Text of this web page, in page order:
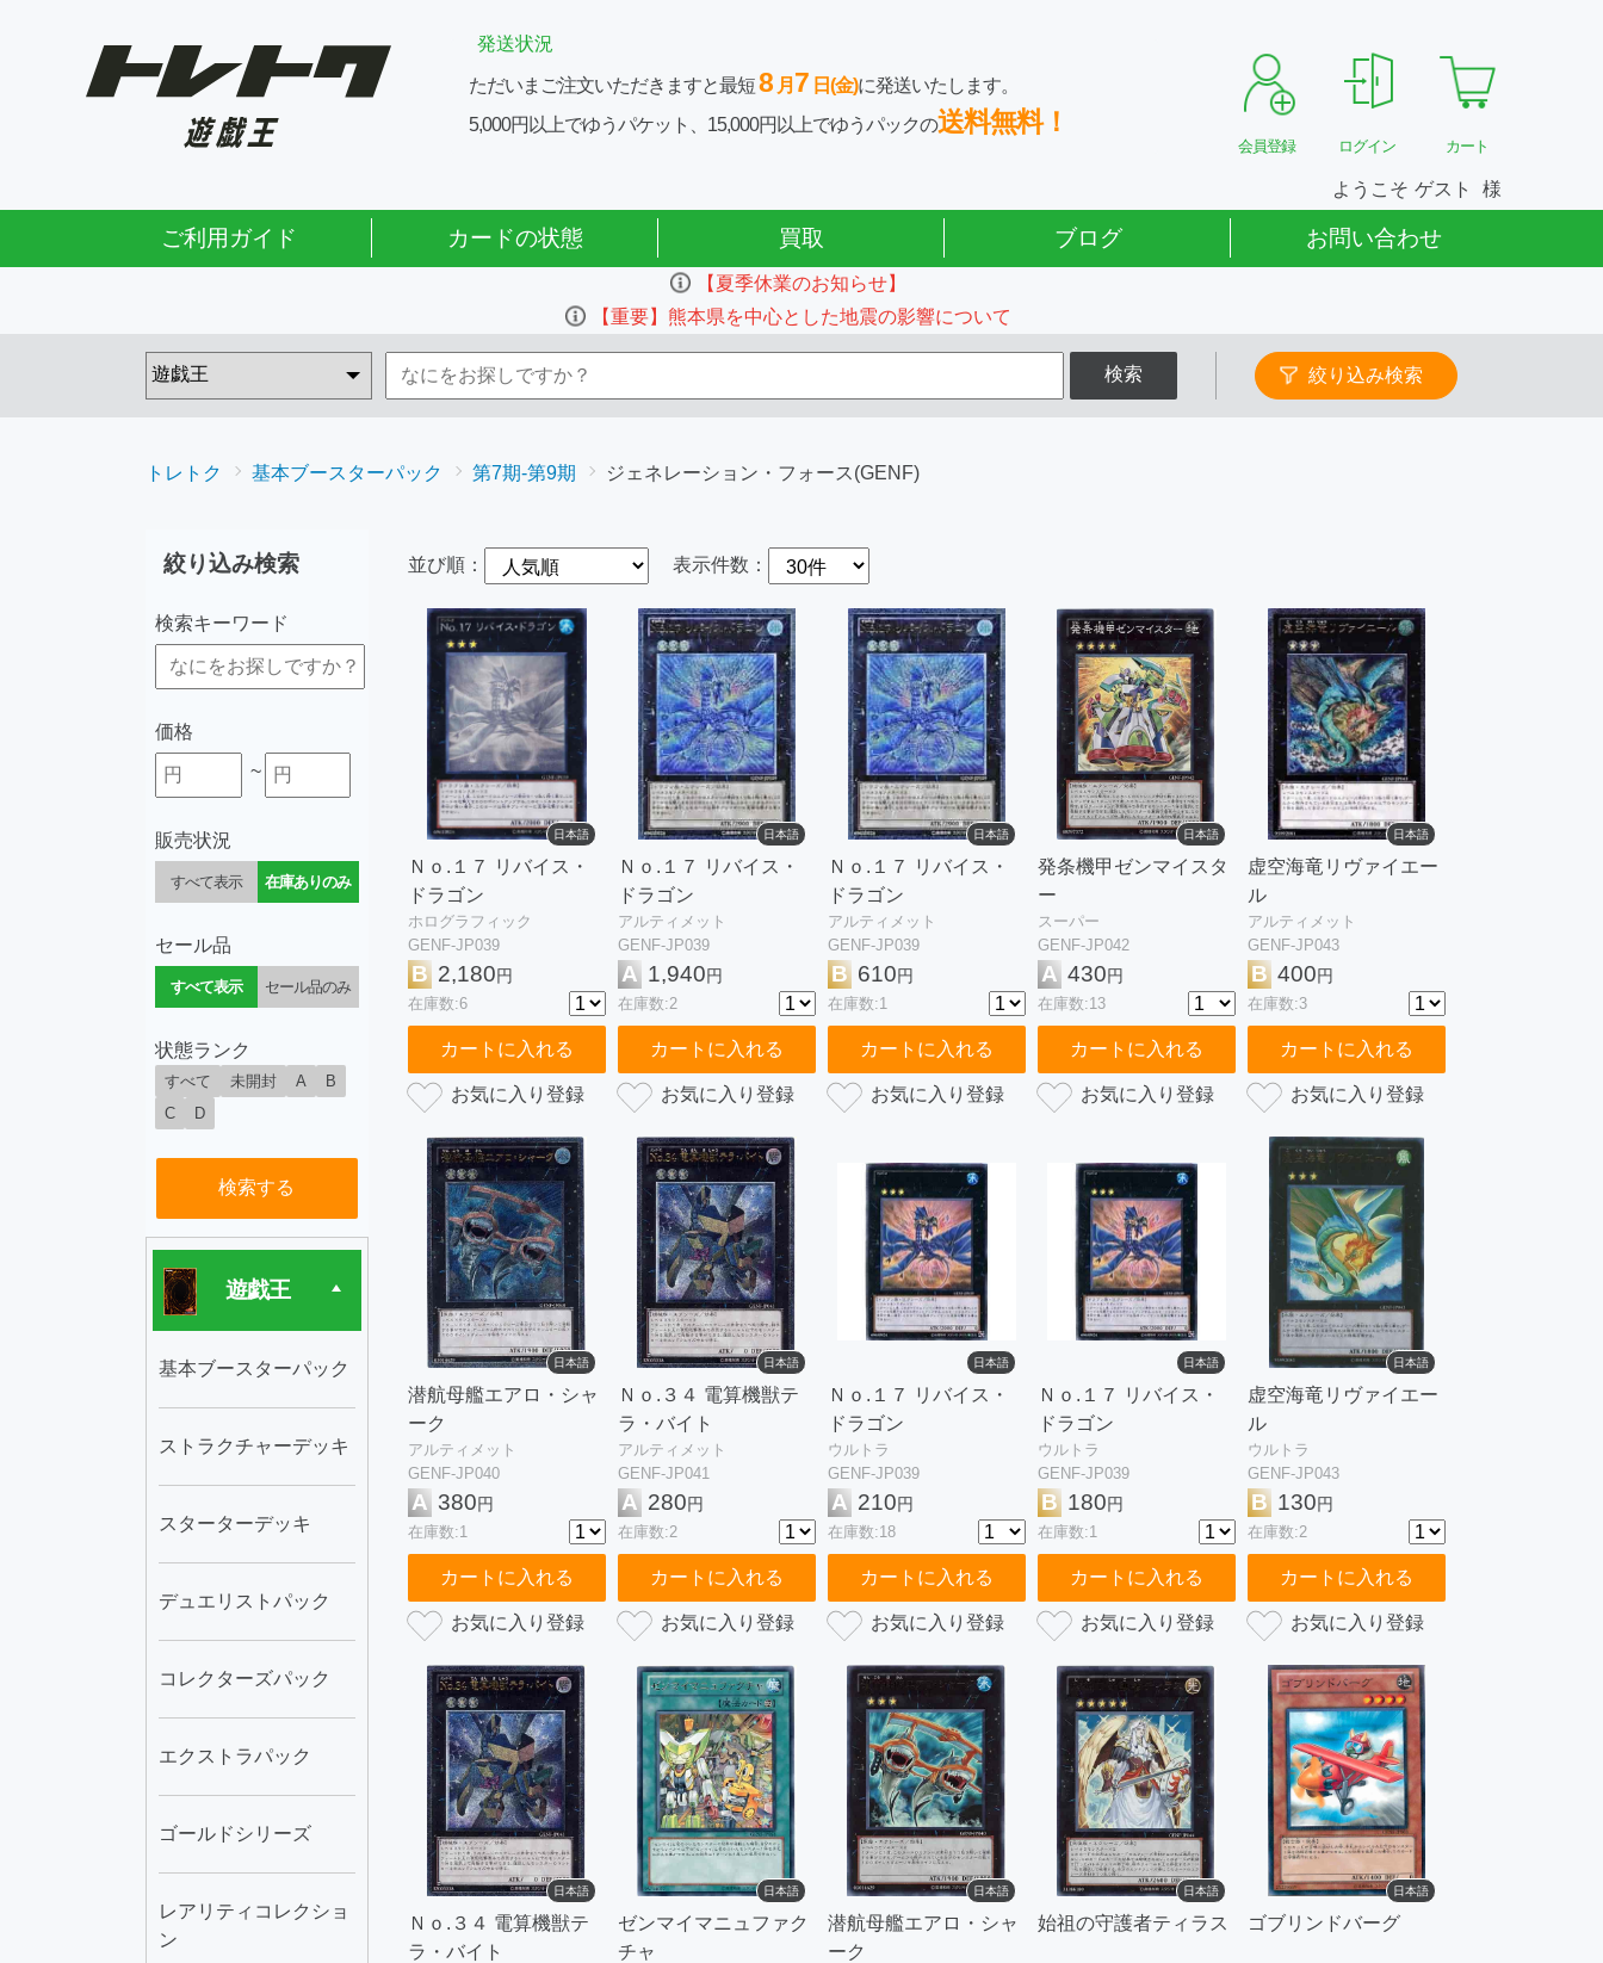
発送状況
ただいまご注文いただきますと最短8 月 7 日(金)に発送いたします。
5,000円以上でゆうパケット、15,000円以上でゆうパックの送料無料！
会員登録 ログイン カート
ようこそ ゲスト
ご利用ガイド カードの状態 買取 ブログ お問い合わせ
【夏季休業のお知らせ】
【重要】熊本県を中心とした地震の影響について
検索 絞り込み検索
トレトク 基本ブースターパック 第7期-第9期 ジェネレーション・フォース(GENF)
絞り込み検索
検索キーワード
価格
~
販売状況
すべて表示 在庫ありのみ
セール品
すべて表示 セール品のみ
状態ランク
すべて 未開封 A
B
C
D
検索する
遊戯王
基本ブースターパック
ストラクチャーデッキ
スターターデッキ
デュエリストパック
コレクターズパック
エクストラパック
ゴールドシリーズ
レアリティコレクショ
ン
並び順： 表示件数：
日本語
Ｎｏ.１７ リバイス・
ドラゴン
ホログラフィック
GENF-JP039
B 2,180円
在庫数:6
カートに入れる
日本語
Ｎｏ.１７ リバイス・
ドラゴン
アルティメット
GENF-JP039
A 1,940円
在庫数:2
カートに入れる
日本語
Ｎｏ.１７ リバイス・
ドラゴン
アルティメット
GENF-JP039
B 610円
在庫数:1
カートに入れる
日本語
発条機甲ゼンマイスタ
ー
スーパー
GENF-JP042
A 430円
在庫数:13
カートに入れる
日本語
虚空海竜リヴァイエー
ル
アルティメット
GENF-JP043
B 400円
在庫数:3
カートに入れる
日本語
潜航母艦エアロ・シャ
ーク
アルティメット
GENF-JP040
A 380円
在庫数:1
カートに入れる
日本語
Ｎｏ.３４ 電算機獣テ
ラ・バイト
アルティメット
GENF-JP041
A 280円
在庫数:2
カートに入れる
日本語
Ｎｏ.１７ リバイス・
ドラゴン
ウルトラ
GENF-JP039
A 210円
在庫数:18
カートに入れる
日本語
Ｎｏ.１７ リバイス・
ドラゴン
ウルトラ
GENF-JP039
B 180円
在庫数:1
カートに入れる
日本語
虚空海竜リヴァイエー
ル
ウルトラ
GENF-JP043
B 130円
在庫数:2
カートに入れる
日本語
Ｎｏ.３４ 電算機獣テ
ラ・バイト
日本語
ゼンマイマニュファク
チャ
日本語
潜航母艦エアロ・シャ
ーク
日本語
始祖の守護者ティラス
日本語
ゴブリンドバーグ